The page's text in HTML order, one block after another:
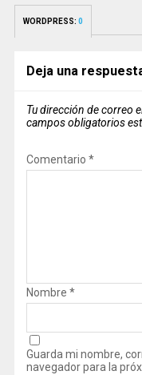
WORDPRESS: 0
Deja una
Tu dirección de correo
campos obligatorios
Comentario *
Nombre *
Guarda mi nombre,
navegador para la